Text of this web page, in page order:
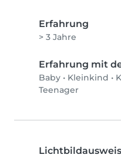
Erfahrung
> 3 Jahre
Erfahrung mit
Baby • Kleinkind •
Teenager
Lichtbildausweis